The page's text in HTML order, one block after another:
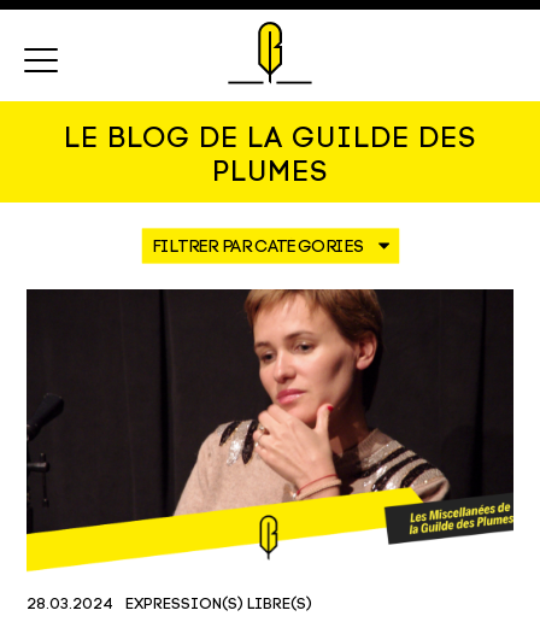
LE BLOG DE LA GUILDE DES
PLUMES
28.03.2024 EXPRESSION(S) LIBRE(S)